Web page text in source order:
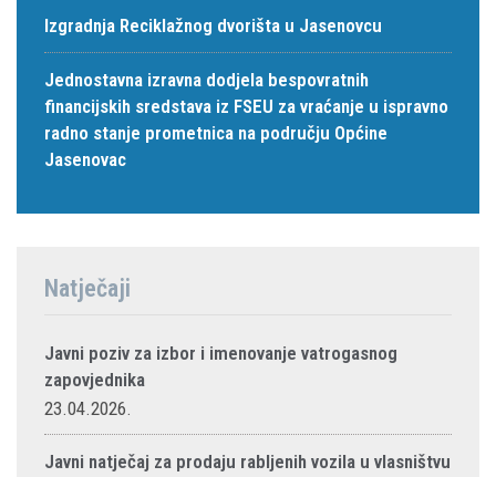
Izgradnja Reciklažnog dvorišta u Jasenovcu
Jednostavna izravna dodjela bespovratnih
financijskih sredstava iz FSEU za vraćanje u ispravno
radno stanje prometnica na području Općine
Jasenovac
Natječaji
Javni poziv za izbor i imenovanje vatrogasnog
zapovjednika
23.04.2026.
Javni natječaj za prodaju rabljenih vozila u vlasništvu